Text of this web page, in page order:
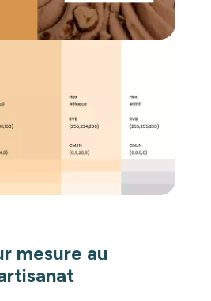
mesure au